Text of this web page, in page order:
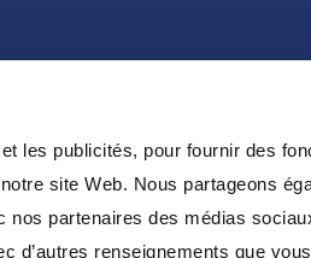
les publicités, pour fournir des
site Web. Nous partageons
partenaires des médias
d’autres renseignements que